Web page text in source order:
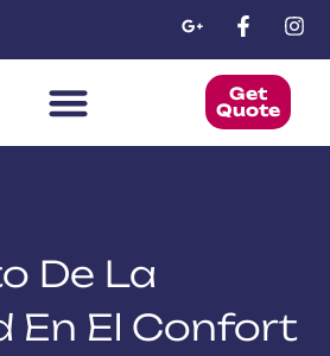
Get
Quote
De La
En El Confort